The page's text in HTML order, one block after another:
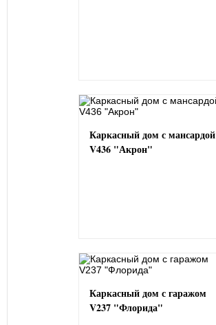
Каркасный дом с мансардой
V436 "Акрон"
Каркасный дом с гаражом
V237 "Флорида"